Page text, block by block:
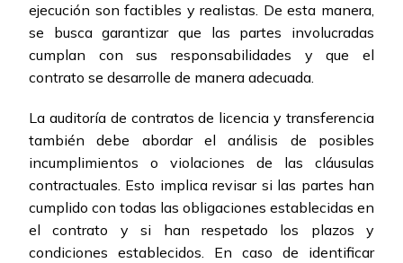
ejecución son factibles y realistas. De esta manera,
se busca garantizar que las partes involucradas
cumplan con sus responsabilidades y que el
contrato se desarrolle de manera adecuada.
La auditoría de contratos de licencia y transferencia
también debe abordar el análisis de posibles
incumplimientos o violaciones de las cláusulas
contractuales. Esto implica revisar si las partes han
cumplido con todas las obligaciones establecidas en
el contrato y si han respetado los plazos y
condiciones establecidos. En caso de identificar